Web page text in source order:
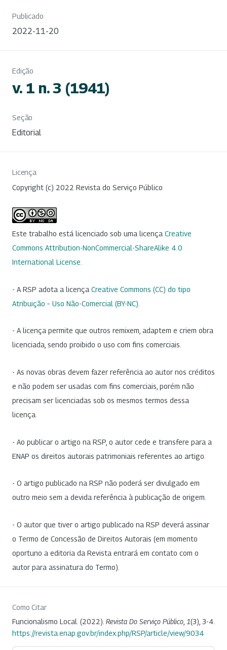
Publicado
2022-11-20
Edição
v. 1 n. 3 (1941)
Seção
Editorial
Licença
Copyright (c) 2022 Revista do Serviço Público
Este trabalho está licenciado sob uma licença Creative
Commons Attribution-NonCommercial-ShareAlike 4.0
International License
- A RSP adota a licença Creative Commons (CC) do tipo
Atribuição – Uso Não-Comercial (BY-NC)
- A licença permite que outros remixem, adaptem e criem obra
licenciada, sendo proibido o uso com fins comerciais.
- As novas obras devem fazer referência ao autor nos créditos
e não podem ser usadas com fins comerciais, porém não
precisam ser licenciadas sob os mesmos termos dessa
licença.
- Ao publicar o artigo na RSP, o autor cede e transfere para a
ENAP os direitos autorais patrimoniais referentes ao artigo.
- O artigo publicado na RSP não poderá ser divulgado em
outro meio sem a devida referência à publicação de origem.
- O autor que tiver o artigo publicado na RSP deverá assinar
o Termo de Concessão de Direitos Autorais (em momento
oportuno a editoria da Revista entrará em contato com o
autor para assinatura do Termo).
Como Citar
Funcionalismo Local. (2022). Revista Do Serviço Público 1(3), 3-4.
https://revista.enap.gov.br/index.php/RSP/article/view/9034